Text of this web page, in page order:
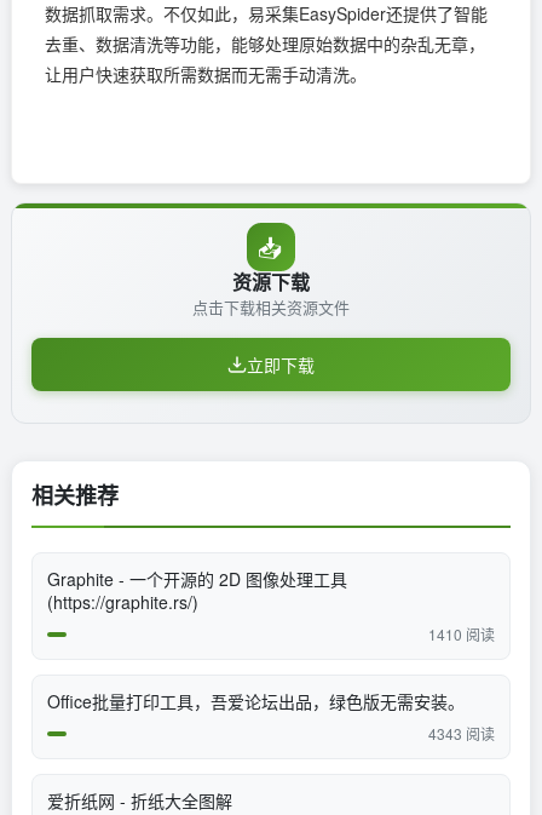
数据抓取需求。不仅如此，易采集EasySpider还提供了智能
去重、数据清洗等功能，能够处理原始数据中的杂乱无章，
让用户快速获取所需数据而无需手动清洗。
📥
资源下载
点击下载相关资源文件
立即下载
相关推荐
Graphite - 一个开源的 2D 图像处理工具
(https://graphite.rs/)
1410 阅读
Office批量打印工具，吾爱论坛出品，绿色版无需安装。
4343 阅读
爱折纸网 - 折纸大全图解